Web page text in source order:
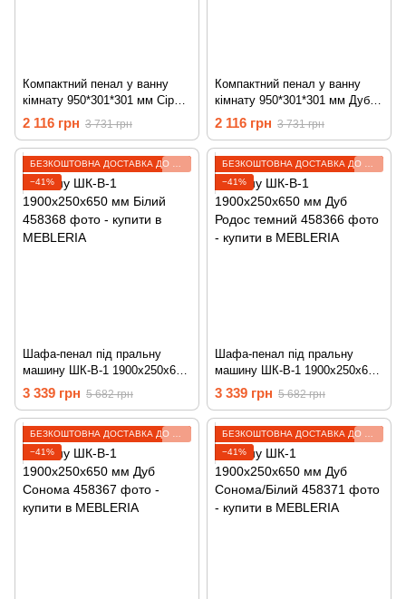
Компактний пенал у ванну
кімнату 950*301*301 мм Сірий
458380
2 116 грн 3 731 грн
Компактний пенал у ванну
кімнату 950*301*301 мм Дуб
Сонома 458377
2 116 грн 3 731 грн
БЕЗКОШТОВНА ДОСТАВКА ДО ВІДДІЛЕННЯ
−41%
Шафа-пенал під пральну
машину ШК-В-1 1900х250х650
мм Білий 458368
3 339 грн 5 682 грн
БЕЗКОШТОВНА ДОСТАВКА ДО ВІДДІЛЕННЯ
−41%
Шафа-пенал під пральну
машину ШК-В-1 1900х250х650
мм Дуб Родос темний 458366
3 339 грн 5 682 грн
БЕЗКОШТОВНА ДОСТАВКА ДО ВІДДІЛЕННЯ
−41%
БЕЗКОШТОВНА ДОСТАВКА ДО ВІДДІЛЕННЯ
−41%